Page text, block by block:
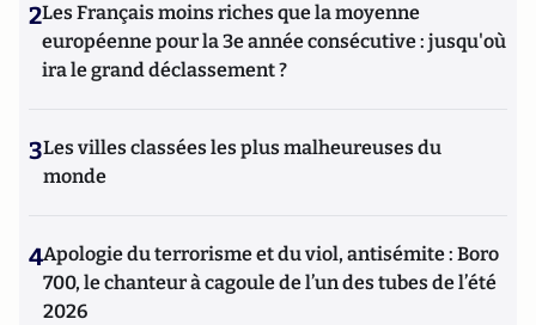
2Les Français moins riches que la moyenne
européenne pour la 3e année consécutive : jusqu'où
ira le grand déclassement ?
3Les villes classées les plus malheureuses du
monde
4Apologie du terrorisme et du viol, antisémite : Boro
700, le chanteur à cagoule de l’un des tubes de l’été
2026